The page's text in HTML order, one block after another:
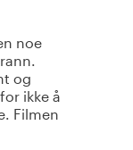
noe
og
ikke å
Filmen